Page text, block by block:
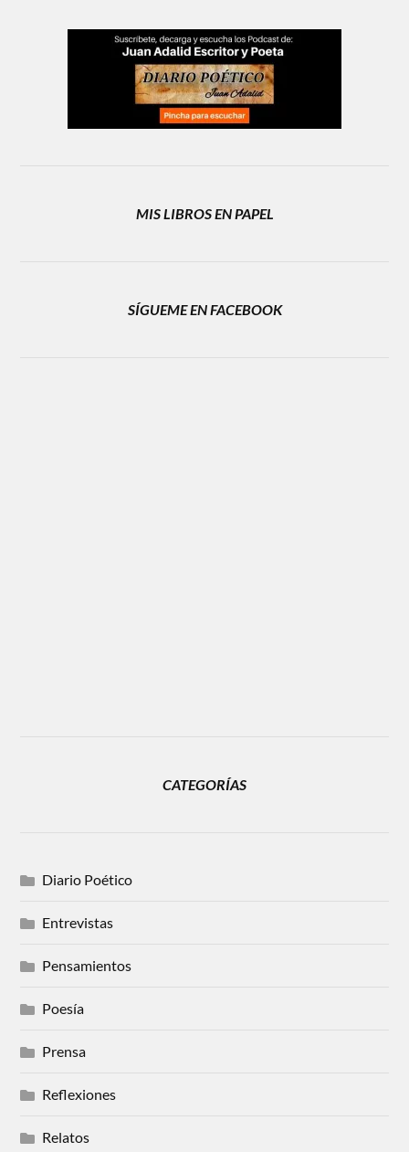
MIS LIBROS EN PAPEL
SÍGUEME EN FACEBOOK
CATEGORÍAS
Diario Poético
Entrevistas
Pensamientos
Poesía
Prensa
Reflexiones
Relatos